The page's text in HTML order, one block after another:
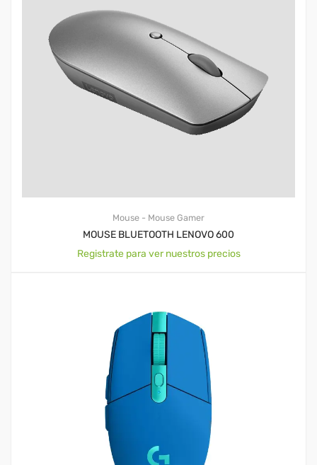
Mouse - Mouse Gamer
MOUSE BLUETOOTH LENOVO 600
Registrate para ver nuestros precios